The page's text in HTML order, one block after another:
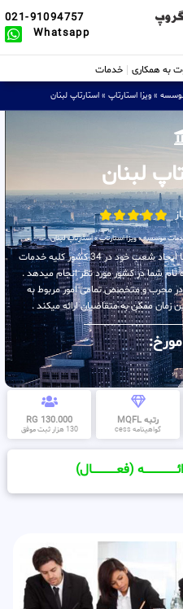
021-91094757
Whatsapp
به همکاری خدمات
» ویزا استارتاپ » استارتاپ لبنان
لبنان
موسسه»ویزا استارتاپ»استارتاپ لبنان
موسسه بین المللی ثبتا (Sabtta Group) با ایجاد شعب خود در 34 کشور کلیه خدمات
تام شما در کشور مورد نظر انجام میدهد .
مجرب و متخصص تمامی امور مربوط به
زمان ممکن به متقاضیان ارائه میکند .
مورخ:
رتبه MQFL
گواهینامه cess
130.000 RG
130 هزار ثبت موفق
(فعـــــــــــــــال)